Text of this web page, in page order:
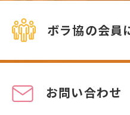
ボラ協の会員
お問い合わせ